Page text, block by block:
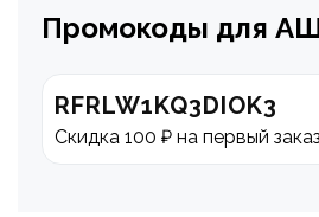
Промокоды для
RFRLW1KQ3DIOK3
Скидка 100 ₽ на первый